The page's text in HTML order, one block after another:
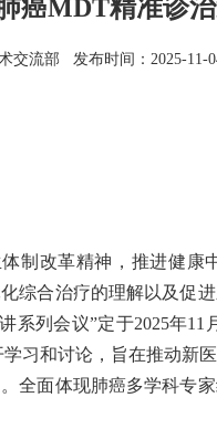
癌MDT精准诊
交流部 发布时间：2025-11-
制改革精神，推进健
综合治疗的理解以及促
系列会议”定于2025年
习和讨论，旨在推动新
全面体现肺癌多学科专